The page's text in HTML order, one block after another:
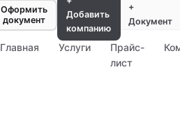
Оформить
документ
Добавить
компанию
+
Документ
Главная Услуги
Прайс-
лист